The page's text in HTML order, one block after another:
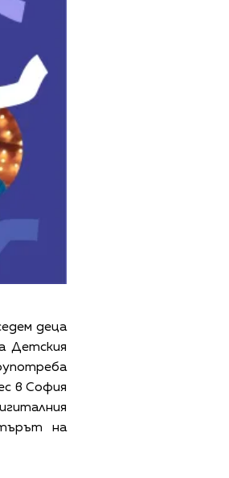
деца
Детския
в София
на